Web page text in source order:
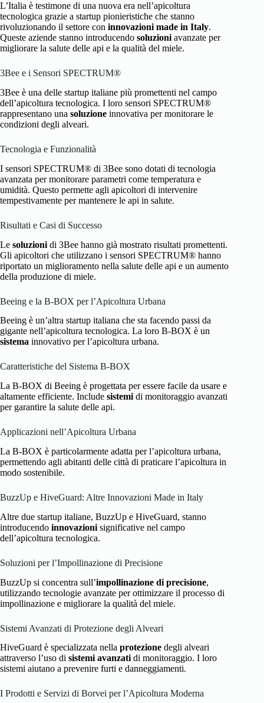
L’Italia è testimone di una nuova era nell’apicoltura
tecnologica grazie a startup pionieristiche che stanno
rivoluzionando il settore con innovazioni made in Italy.
Queste aziende stanno introducendo soluzioni avanzate per
migliorare la salute delle api e la qualità del miele.
3Bee e i Sensori SPECTRUM®
3Bee è una delle startup italiane più promettenti nel campo
dell’apicoltura tecnologica. I loro sensori SPECTRUM®
rappresentano una soluzione innovativa per monitorare le
condizioni degli alveari.
Tecnologia e Funzionalità
I sensori SPECTRUM® di 3Bee sono dotati di tecnologia
avanzata per monitorare parametri come temperatura e
umidità. Questo permette agli apicoltori di intervenire
tempestivamente per mantenere le api in salute.
Risultati e Casi di Successo
Le soluzioni di 3Bee hanno già mostrato risultati promettenti.
Gli apicoltori che utilizzano i sensori SPECTRUM® hanno
riportato un miglioramento nella salute delle api e un aumento
della produzione di miele.
Beeing e la B-BOX per l’Apicoltura Urbana
Beeing è un’altra startup italiana che sta facendo passi da
gigante nell’apicoltura tecnologica. La loro B-BOX è un
sistema innovativo per l’apicoltura urbana.
Caratteristiche del Sistema B-BOX
La B-BOX di Beeing è progettata per essere facile da usare e
altamente efficiente. Include sistemi di monitoraggio avanzati
per garantire la salute delle api.
Applicazioni nell’Apicoltura Urbana
La B-BOX è particolarmente adatta per l’apicoltura urbana,
permettendo agli abitanti delle città di praticare l’apicoltura in
modo sostenibile.
BuzzUp e HiveGuard: Altre Innovazioni Made in Italy
Altre due startup italiane, BuzzUp e HiveGuard, stanno
introducendo innovazioni significative nel campo
dell’apicoltura tecnologica.
Soluzioni per l’Impollinazione di Precisione
BuzzUp si concentra sull’impollinazione di precisione,
utilizzando tecnologie avanzate per ottimizzare il processo di
impollinazione e migliorare la qualità del miele.
Sistemi Avanzati di Protezione degli Alveari
HiveGuard è specializzata nella protezione degli alveari
attraverso l’uso di sistemi avanzati di monitoraggio. I loro
sistemi aiutano a prevenire furti e danneggiamenti.
I Prodotti e Servizi di Borvei per l’Apicoltura Moderna